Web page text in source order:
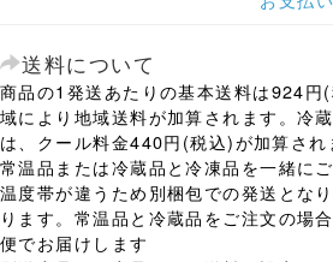
送料について
商品の1発送あたりの基本送料は924円
域により地域送料が加算されます。冷
は、クール料金440円(税込)が加算され
常温品または冷蔵品と冷凍品を一緒に
温度帯が違うため別梱包での発送とな
ります。常温品と冷蔵品をご注文の場
便でお届けします